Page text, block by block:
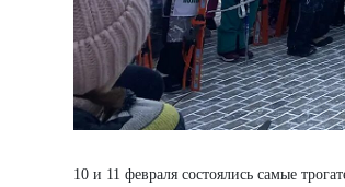
10 и 11 февраля состоялись самые